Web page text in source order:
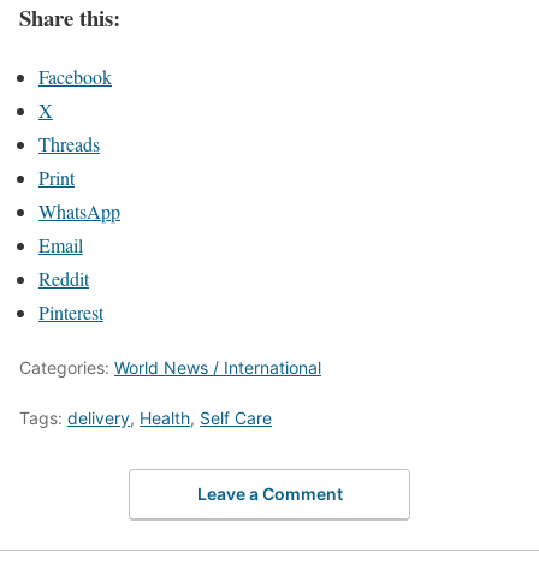
Share this:
Facebook
X
Threads
Print
WhatsApp
Email
Reddit
Pinterest
Categories: World News / International
Tags: delivery, Health, Self Care
Leave a Comment